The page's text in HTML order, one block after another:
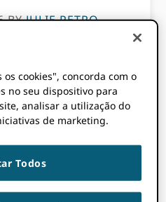
BYJULIE PETRO
de 2025
cookies", concorda com o
no seu dispositivo para
analisar a utilização do
de marketing.
Todos